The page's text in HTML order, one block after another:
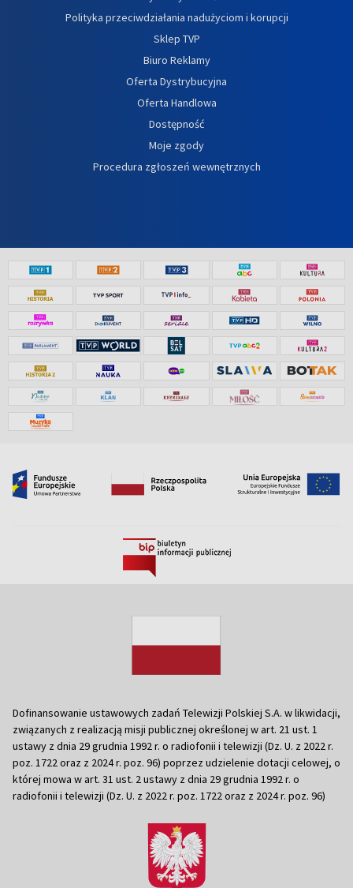
Polityka przeciwdziałania nadużyciom i korupcji
Sklep TVP
Biuro Reklamy
Oferta Dystrybucyjna
Oferta Handlowa
Dostępność
Moje zgody
Procedura zgłoszeń wewnętrznych
Dofinansowanie ustawowych zadań Telewizji Polskiej S.A. w likwidacji,
związanych z realizacją misji publicznej określonej w art. 21 ust. 1
ustawy z dnia 29 grudnia 1992 r. o radiofonii i telewizji (Dz. U. z 2022 r.
poz. 1722 oraz z 2024 r. poz. 96) poprzez udzielenie dotacji celowej, o
której mowa w art. 31 ust. 2 ustawy z dnia 29 grudnia 1992 r. o
radiofonii i telewizji (Dz. U. z 2022 r. poz. 1722 oraz z 2024 r. poz. 96)